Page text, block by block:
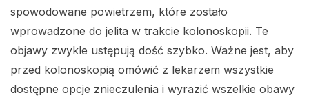
spowodowane powietrzem, które zostało
wprowadzone do jelita w trakcie kolonoskopii. Te
objawy zwykle ustępują dość szybko. Ważne jest, aby
przed kolonoskopią omówić z lekarzem wszystkie
dostępne opcje znieczulenia i wyrazić wszelkie obawy